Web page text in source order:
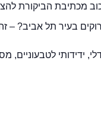
מכתיבת הביקורת
בעיר תל אביב? –
ידידותי לטבעוניים,